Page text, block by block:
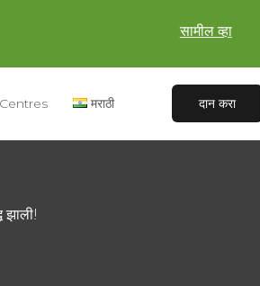
सामील व्हा
Centres मराठी दान करा
झाली!